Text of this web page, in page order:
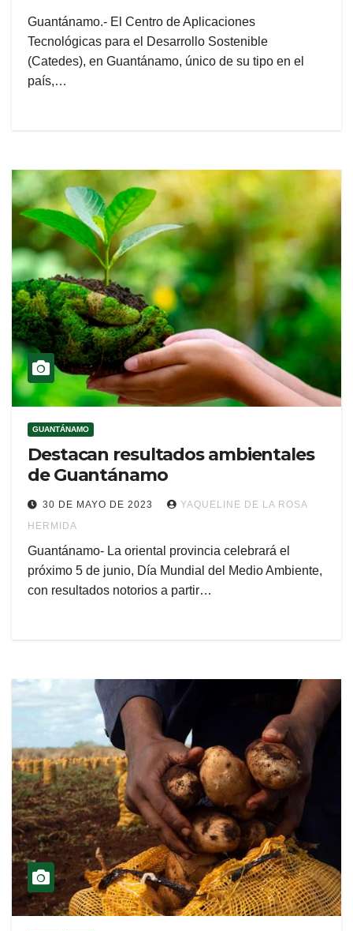
Guantánamo.- El Centro de Aplicaciones
Tecnológicas para el Desarrollo Sostenible
(Catedes), en Guantánamo, único de su tipo en el
país,…
GUANTÁNAMO
Destacan resultados ambientales
de Guantánamo
30 DE MAYO DE 2023
YAQUELINE DE LA ROSA
HERMIDA
Guantánamo- La oriental provincia celebrará el
próximo 5 de junio, Día Mundial del Medio Ambiente,
con resultados notorios a partir…